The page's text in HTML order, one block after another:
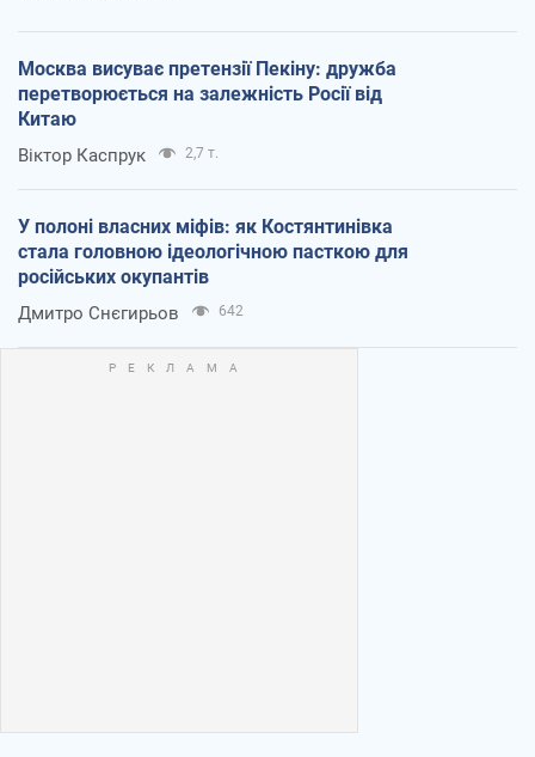
Москва висуває претензії Пекіну: дружба
перетворюється на залежність Росії від
Китаю
Віктор Каспрук 2,7 т.
У полоні власних міфів: як Костянтинівка
стала головною ідеологічною пасткою для
російських окупантів
Дмитро Снєгирьов 642